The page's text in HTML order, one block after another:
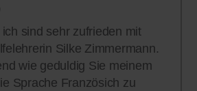
sind sehr zufrieden mit
Silke Zimmermann.
wie geduldig Sie meinem
Sprache Französich zu